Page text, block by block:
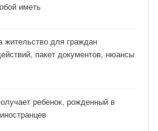
иметь
жительство для граждан
пакет документов, нюансы
ребенок, рожденный в